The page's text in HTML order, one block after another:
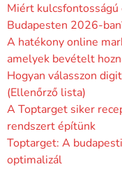
Miért
Budapesten 2026-
A hatékony online
amelyek bevételt
Hogyan válasszon
(Ellenőrző lista)
A Toptarget siker
rendszert építünk
Toptarget: A
optimalizál